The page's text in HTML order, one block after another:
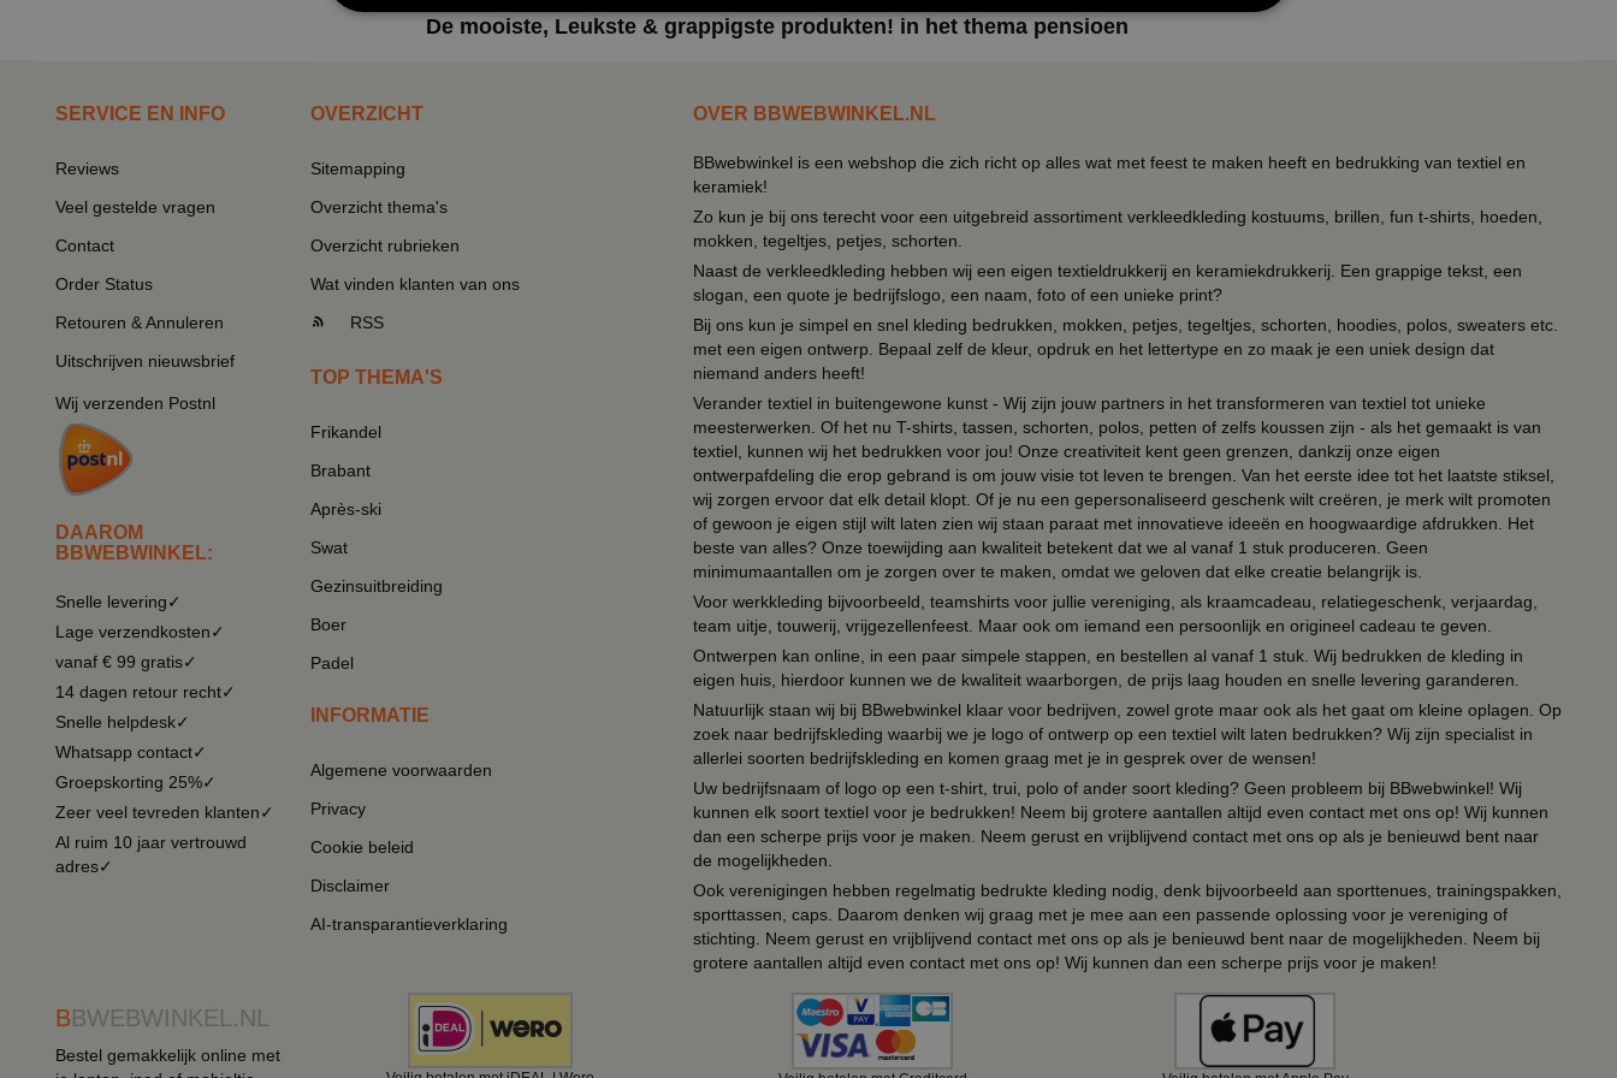
De mooiste, Leukste & grappigste produkten! in het thema pensioen
SERVICE EN INFO
Reviews
Veel gestelde vragen
Contact
Order Status
Retouren & Annuleren
Uitschrijven nieuwsbrief
Wij verzenden Postnl
DAAROM
BBWEBWINKEL:
Snelle levering✓
Lage verzendkosten✓
vanaf € 99 gratis✓
14 dagen retour recht✓
Snelle helpdesk✓
Whatsapp contact✓
Groepskorting 25%✓
Zeer veel tevreden klanten✓
Al ruim 10 jaar vertrouwd
adres✓
OVERZICHT
Sitemapping
Overzicht thema's
Overzicht rubrieken
Wat vinden klanten van ons
RSS
TOP THEMA'S
Frikandel
Brabant
Après-ski
Swat
Gezinsuitbreiding
Boer
Padel
INFORMATIE
Algemene voorwaarden
Privacy
Cookie beleid
Disclaimer
AI-transparantieverklaring
OVER BBWEBWINKEL.NL
BBwebwinkel is een webshop die zich richt op alles wat met feest te maken heeft en bedrukking van textiel en
keramiek!
Zo kun je bij ons terecht voor een uitgebreid assortiment verkleedkleding kostuums, brillen, fun t-shirts, hoeden,
mokken, tegeltjes, petjes, schorten.
Naast de verkleedkleding hebben wij een eigen textieldrukkerij en keramiekdrukkerij. Een grappige tekst, een
slogan, een quote je bedrijfslogo, een naam, foto of een unieke print?
Bij ons kun je simpel en snel kleding bedrukken, mokken, petjes, tegeltjes, schorten, hoodies, polos, sweaters etc.
met een eigen ontwerp. Bepaal zelf de kleur, opdruk en het lettertype en zo maak je een uniek design dat
niemand anders heeft!
Verander textiel in buitengewone kunst - Wij zijn jouw partners in het transformeren van textiel tot unieke
meesterwerken. Of het nu T-shirts, tassen, schorten, polos, petten of zelfs koussen zijn - als het gemaakt is van
textiel, kunnen wij het bedrukken voor jou! Onze creativiteit kent geen grenzen, dankzij onze eigen
ontwerpafdeling die erop gebrand is om jouw visie tot leven te brengen. Van het eerste idee tot het laatste stiksel,
wij zorgen ervoor dat elk detail klopt. Of je nu een gepersonaliseerd geschenk wilt creëren, je merk wilt promoten
of gewoon je eigen stijl wilt laten zien wij staan paraat met innovatieve ideeën en hoogwaardige afdrukken. Het
beste van alles? Onze toewijding aan kwaliteit betekent dat we al vanaf 1 stuk produceren. Geen
minimumaantallen om je zorgen over te maken, omdat we geloven dat elke creatie belangrijk is.
Voor werkkleding bijvoorbeeld, teamshirts voor jullie vereniging, als kraamcadeau, relatiegeschenk, verjaardag,
team uitje, touwerij, vrijgezellenfeest. Maar ook om iemand een persoonlijk en origineel cadeau te geven.
Ontwerpen kan online, in een paar simpele stappen, en bestellen al vanaf 1 stuk. Wij bedrukken de kleding in
eigen huis, hierdoor kunnen we de kwaliteit waarborgen, de prijs laag houden en snelle levering garanderen.
Natuurlijk staan wij bij BBwebwinkel klaar voor bedrijven, zowel grote maar ook als het gaat om kleine oplagen. Op
zoek naar bedrijfskleding waarbij we je logo of ontwerp op een textiel wilt laten bedrukken? Wij zijn specialist in
allerlei soorten bedrijfskleding en komen graag met je in gesprek over de wensen!
Uw bedrijfsnaam of logo op een t-shirt, trui, polo of ander soort kleding? Geen probleem bij BBwebwinkel! Wij
kunnen elk soort textiel voor je bedrukken! Neem bij grotere aantallen altijd even contact met ons op! Wij kunnen
dan een scherpe prijs voor je maken. Neem gerust en vrijblijvend contact met ons op als je benieuwd bent naar
de mogelijkheden.
Ook verenigingen hebben regelmatig bedrukte kleding nodig, denk bijvoorbeeld aan sporttenues, trainingspakken,
sporttassen, caps. Daarom denken wij graag met je mee aan een passende oplossing voor je vereniging of
stichting. Neem gerust en vrijblijvend contact met ons op als je benieuwd bent naar de mogelijkheden. Neem bij
grotere aantallen altijd even contact met ons op! Wij kunnen dan een scherpe prijs voor je maken!
BBWEBWINKEL.NL
Bestel gemakkelijk online met